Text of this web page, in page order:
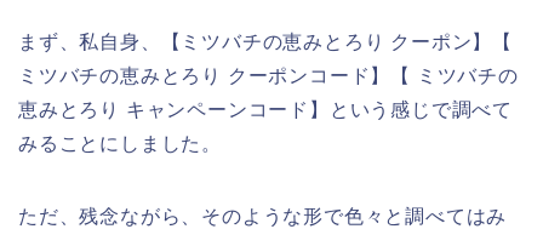
まず、私自身、【ミツバチの恵みとろり クーポン】【
ミツバチの恵みとろり クーポンコード】【 ミツバチの
恵みとろり キャンペーンコード】という感じで調べて
みることにしました。
ただ、残念ながら、そのような形で色々と調べてはみ